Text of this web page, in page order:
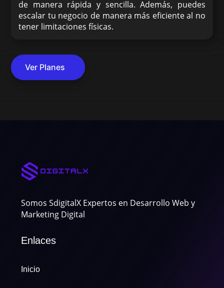
de manera rápida y sencilla. Además, puedes
escalar tu negocio de manera más eficiente al no
tener limitaciones físicas.
Ver Planes
Somos SdigitalX Expertos en Desarrollo Web y
Marketing Digital
Enlaces
Inicio